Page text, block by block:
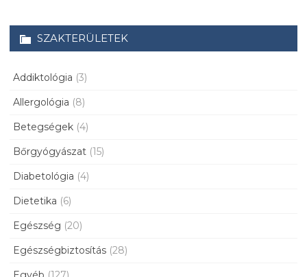
SZAKTERÜLETEK
Addiktológia (3)
Allergológia (8)
Betegségek (4)
Bőrgyógyászat (15)
Diabetológia (4)
Dietetika (6)
Egészség (20)
Egészségbiztosítás (28)